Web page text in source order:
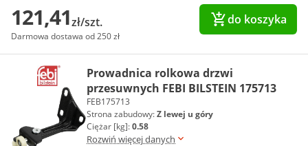
121,41zł/szt.
Darmowa dostawa od 250 zł
do koszyka
Prowadnica rolkowa drzwi
przesuwnych FEBI BILSTEIN 175713
FEB175713
Strona zabudowy:Z lewej u góry
Ciężar [kg]:0.58
Rozwiń więcej danych